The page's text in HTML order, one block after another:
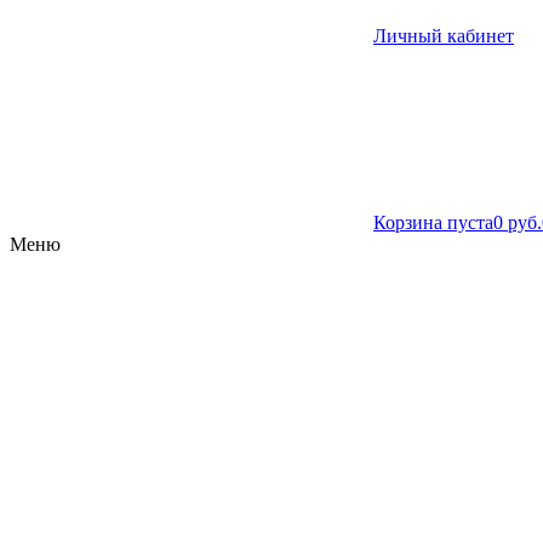
Личный кабинет
Корзина пуста0 руб.
Меню